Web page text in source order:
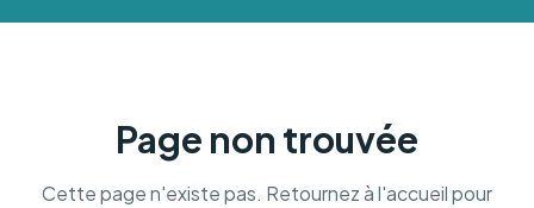
+212 6 66 15 11 17
Page non trouvée
Cette page n'existe pas. Retournez à l'accueil pour